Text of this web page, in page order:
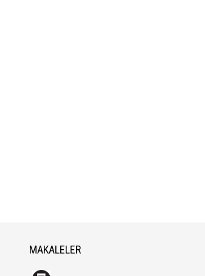
MAKALELER